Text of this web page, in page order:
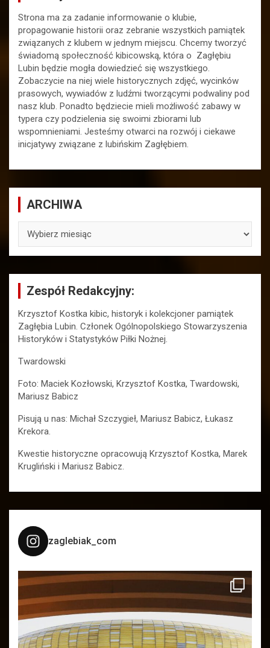
Strona ma za zadanie informowanie o klubie,
propagowanie historii oraz zebranie wszystkich pamiątek
związanych z klubem w jednym miejscu. Chcemy tworzyć
świadomą społeczność kibicowską, która o Zagłębiu
Lubin będzie mogła dowiedzieć się wszystkiego.
Zobaczycie na niej wiele historycznych zdjęć, wycinków
prasowych, wywiadów z ludźmi tworzącymi podwaliny pod
nasz klub. Ponadto będziecie mieli możliwość zabawy w
typera czy podzielenia się swoimi zbiorami lub
wspomnieniami. Jesteśmy otwarci na rozwój i ciekawe
inicjatywy związane z lubińskim Zagłębiem.
ARCHIWA
Zespół Redakcyjny:
Krzysztof Kostka kibic, historyk i kolekcjoner pamiątek
Zagłębia Lubin. Członek Ogólnopolskiego Stowarzyszenia
Historyków i Statystyków Piłki Nożnej.
Twardowski
Foto: Maciek Kozłowski, Krzysztof Kostka, Twardowski,
Mariusz Babicz
Pisują u nas: Michał Szczygieł, Mariusz Babicz, Łukasz
Krekora.
Kwestie historyczne opracowują Krzysztof Kostka, Marek
Krugliński i Mariusz Babicz.
zaglebiak_com